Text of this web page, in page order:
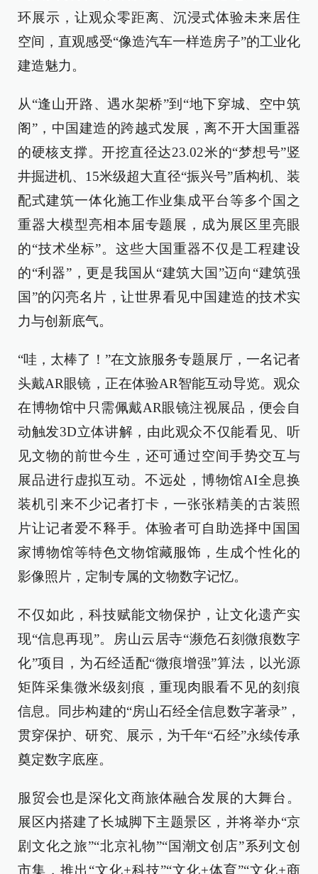
环展示，让观众零距离、沉浸式体验未来居住
空间，直观感受“像造汽车一样造房子”的工业化
建造魅力。
从“逢山开路、遇水架桥”到“地下穿城、空中筑
阁”，中国建造的跨越式发展，离不开大国重器
的硬核支撑。开挖直径达23.02米的“梦想号”竖
井掘进机、15米级超大直径“振兴号”盾构机、装
配式建筑一体化施工作业集成平台等多个国之
重器大模型亮相本届专题展，成为展区里亮眼
的“技术坐标”。这些大国重器不仅是工程建设
的“利器”，更是我国从“建筑大国”迈向“建筑强
国”的闪亮名片，让世界看见中国建造的技术实
力与创新底气。
“哇，太棒了！”在文旅服务专题展厅，一名记者
头戴AR眼镜，正在体验AR智能互动导览。观众
在博物馆中只需佩戴AR眼镜注视展品，便会自
动触发3D立体讲解，由此观众不仅能看见、听
见文物的前世今生，还可通过空间手势交互与
展品进行虚拟互动。不远处，博物馆AI全息换
装机引来不少记者打卡，一张张精美的古装照
片让记者爱不释手。体验者可自助选择中国国
家博物馆等特色文物馆藏服饰，生成个性化的
影像照片，定制专属的文物数字记忆。
不仅如此，科技赋能文物保护，让文化遗产实
现“信息再现”。房山云居寺“濒危石刻微痕数字
化”项目，为石经适配“微痕增强”算法，以光源
矩阵采集微米级刻痕，重现肉眼看不见的刻痕
信息。同步构建的“房山石经全信息数字著录”，
贯穿保护、研究、展示，为千年“石经”永续传承
奠定数字底座。
服贸会也是深化文商旅体融合发展的大舞台。
展区内搭建了长城脚下主题景区，并将举办“京
剧文化之旅”“北京礼物”“国潮文创店”系列文创
市集，推出“文化+科技”“文化+体育”“文化+商